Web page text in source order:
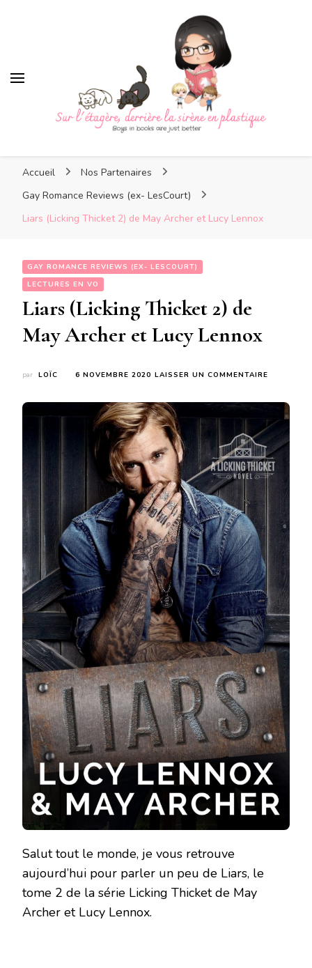
Sur l'étagère, derrière la
sirène en plastique
sirène en plastique
Accueil
Nos Partenaires
Gay Romance Reviews (ex- LesCourt)
Liars (Licking Thicket 2) de May Archer et Lucy Lennox
GAY ROMANCE REVIEWS (EX- LESCOURT)
LECTURES EN VO
Liars (Licking Thicket 2) de
May Archer et Lucy Lennox
par LOÏC 6 NOVEMBRE 2020 LAISSER UN COMMENTAIRE
2)
DE
MAY
ARCHER
ET
LUCY
LENNOX
Salut tout le monde, je vous retrouve
aujourd’hui pour parler un peu de Liars, le
tome 2 de la série Licking Thicket de May
Archer et Lucy Lennox.